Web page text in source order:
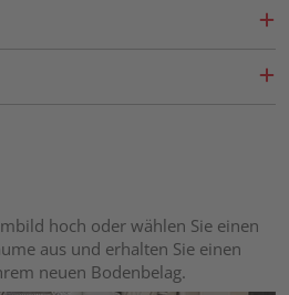
hoch oder wählen Sie einen
aus und erhalten Sie einen
neuen Bodenbelag.